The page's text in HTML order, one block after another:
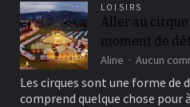
LOISIRS
Aller au
moment de
Aline Aucun
Les cirques sont une forme de
comprend quelque chose pour